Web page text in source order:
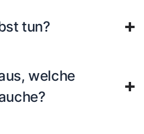
tun?
welche